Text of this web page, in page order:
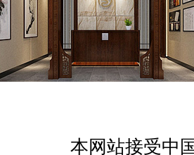
本网站接受中